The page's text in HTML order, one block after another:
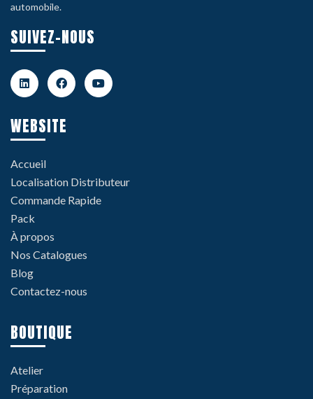
automobile.
SUIVEZ-NOUS
WEBSITE
Accueil
Localisation Distributeur
Commande Rapide
Pack
À propos
Nos Catalogues
Blog
Contactez-nous
BOUTIQUE
Atelier
Préparation